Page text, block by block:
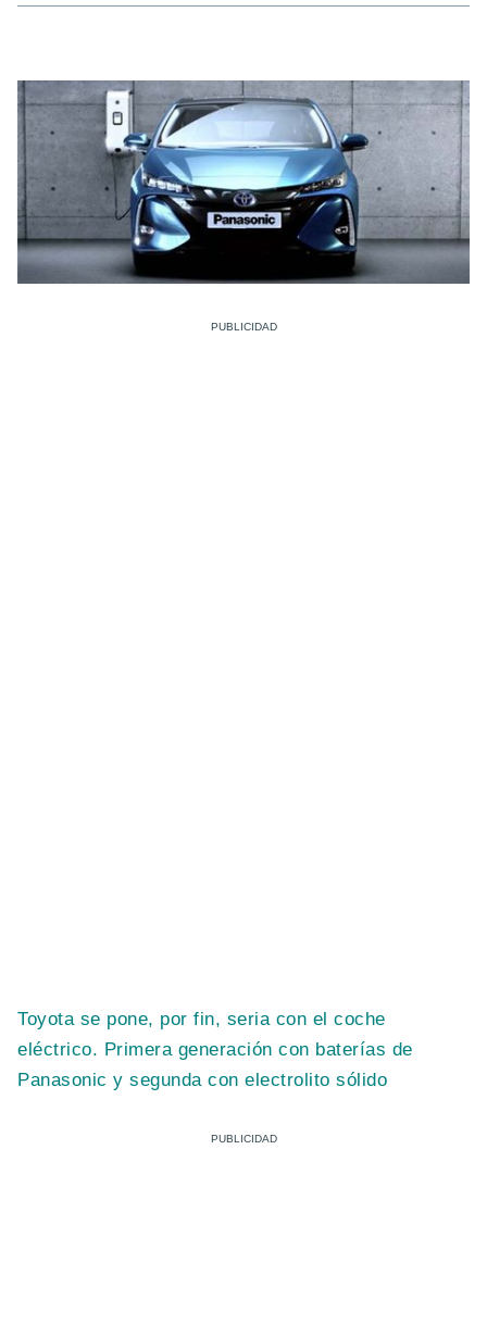
Toyota se pone, por fin, seria con el coche
eléctrico. Primera generación con baterías de
Panasonic y segunda con electrolito sólido